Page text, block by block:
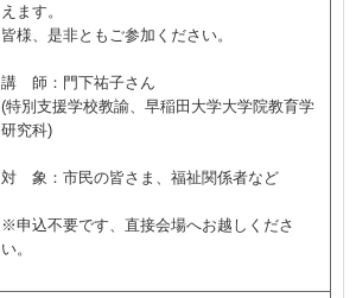
えます。
皆様、是非ともご参加ください。
講 師：門下祐子さん
(特別支援学校教諭、早稲田大学大学院教育学
研究科)
対 象：市民の皆さま、福祉関係者など
※申込不要です、直接会場へお越しくださ
い。